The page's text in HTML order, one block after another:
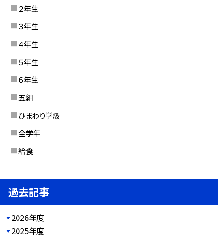
２年生
３年生
４年生
５年生
６年生
五組
ひまわり学級
全学年
給食
過去記事
2026年度
2025年度